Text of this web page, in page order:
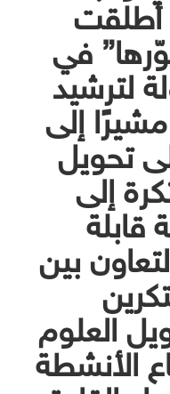
أطلقت
في
لترشيد
إلى
تحويل
إلى
بين
العلوم
الأنشطة